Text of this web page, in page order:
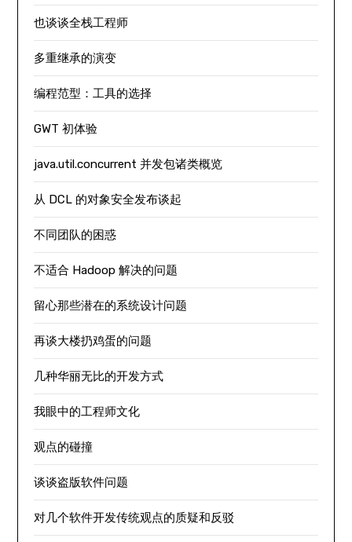
也谈谈全栈工程师
多重继承的演变
编程范型：工具的选择
GWT 初体验
java.util.concurrent 并发包诸类概览
从 DCL 的对象安全发布谈起
不同团队的困惑
不适合 Hadoop 解决的问题
留心那些潜在的系统设计问题
再谈大楼扔鸡蛋的问题
几种华丽无比的开发方式
我眼中的工程师文化
观点的碰撞
谈谈盗版软件问题
对几个软件开发传统观点的质疑和反驳